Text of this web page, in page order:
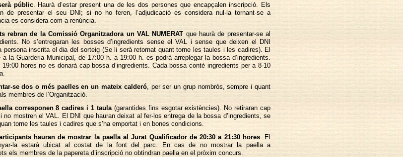
públic. Haurà d’estar present una de les dos persones que encapçalen inscripció. Els
de presentar el seu DNI; si no ho feren, l’adjudicació es considera nul·la tornant-se a
es considera com a renúncia.
rebran de la Comissió Organitzadora un VAL NUMERAT que haurà de presentar-se al
No s’entregaran les bosses d’ingredients sense el VAL i sense que deixen el DNI
persona inscrita el dia del sorteig (Se li serà retornat quant torne les taules i les cadires). El
a la Guarderia Municipal, de 17:00 h. a 19:00 h. es podrà arreplegar la bossa d’ingredients.
hores no es donarà cap bossa d’ingredients. Cada bossa conté ingredients per a 8-10
se dos o més paelles en un mateix calderó, per ser un grup nombrós, sempre i quant
membres de l’Organització.
corresponen 8 cadires i 1 taula (garantides fins esgotar existències). No retiraran cap
no mostren el VAL. El DNI que hauran deixat al fer-los entrega de la bossa d’ingredients, se
torne les taules i cadires que s’ha emportat i en bones condicions.
hauran de mostrar la paella al Jurat Qualificador de 20:30 a 21:30 hores. El
la estarà ubicat al costat de la font del parc. En cas de no mostrar la paella a
els membres de la papereta d’inscripció no obtindran paella en el pròxim concurs.